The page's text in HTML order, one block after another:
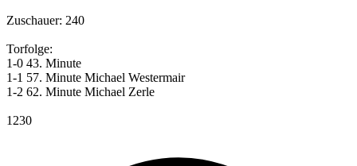
Zuschauer: 240
Torfolge:
1-0 43. Minute
1-1 57. Minute Michael Westermair
1-2 62. Minute Michael Zerle
1230